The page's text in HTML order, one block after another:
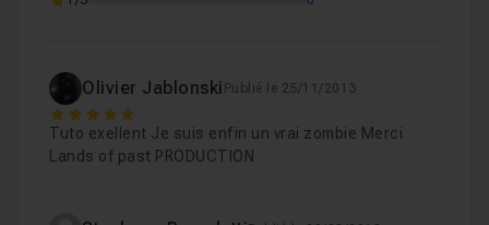
Olivier Jablonski Publié le 25/11/2013
5
Tuto exellent Je suis enfin un vrai zombie Merci
Lands of past PRODUCTION